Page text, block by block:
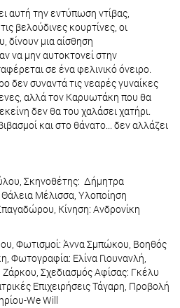
αυτή την εντύπωση ντίβας,
βελούδινες κουρτίνες, οι
μια αίσθηση
να μην αυτοκτονεί στην
σε ένα φελινικό όνειρο.
δεν συναντά τις νεαρές γυναίκες
αλλά τον Καρυωτάκη που θα
δεν θα του χαλάσει χατήρι.
και στο θάνατο... δεν αλλάζει
Σκηνοθέτης: Δήμητρα
Μέλισσα, Υλοποίηση
Κίνηση: Ανδρονίκη
Φωτισμοί: Άννα Σμπώκου, Βοηθός
Φωτογραφία: Ελίνα Γιουνανλή,
Σχεδιασμός Αφίσας: Γκέλυ
Επιχειρήσεις Τάγαρη, Προβολή
We Will